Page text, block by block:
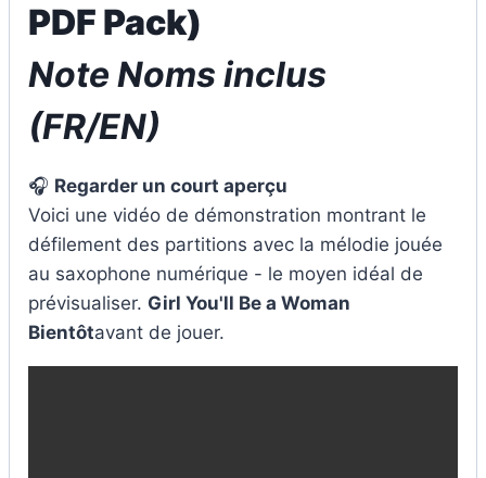
PDF Pack)
Note Noms inclus
(FR/EN)
🎧 Regarder un court aperçu
Voici une vidéo de démonstration montrant le
défilement des partitions avec la mélodie jouée
au saxophone numérique - le moyen idéal de
prévisualiser. Girl You'll Be a Woman
Bientôtavant de jouer.